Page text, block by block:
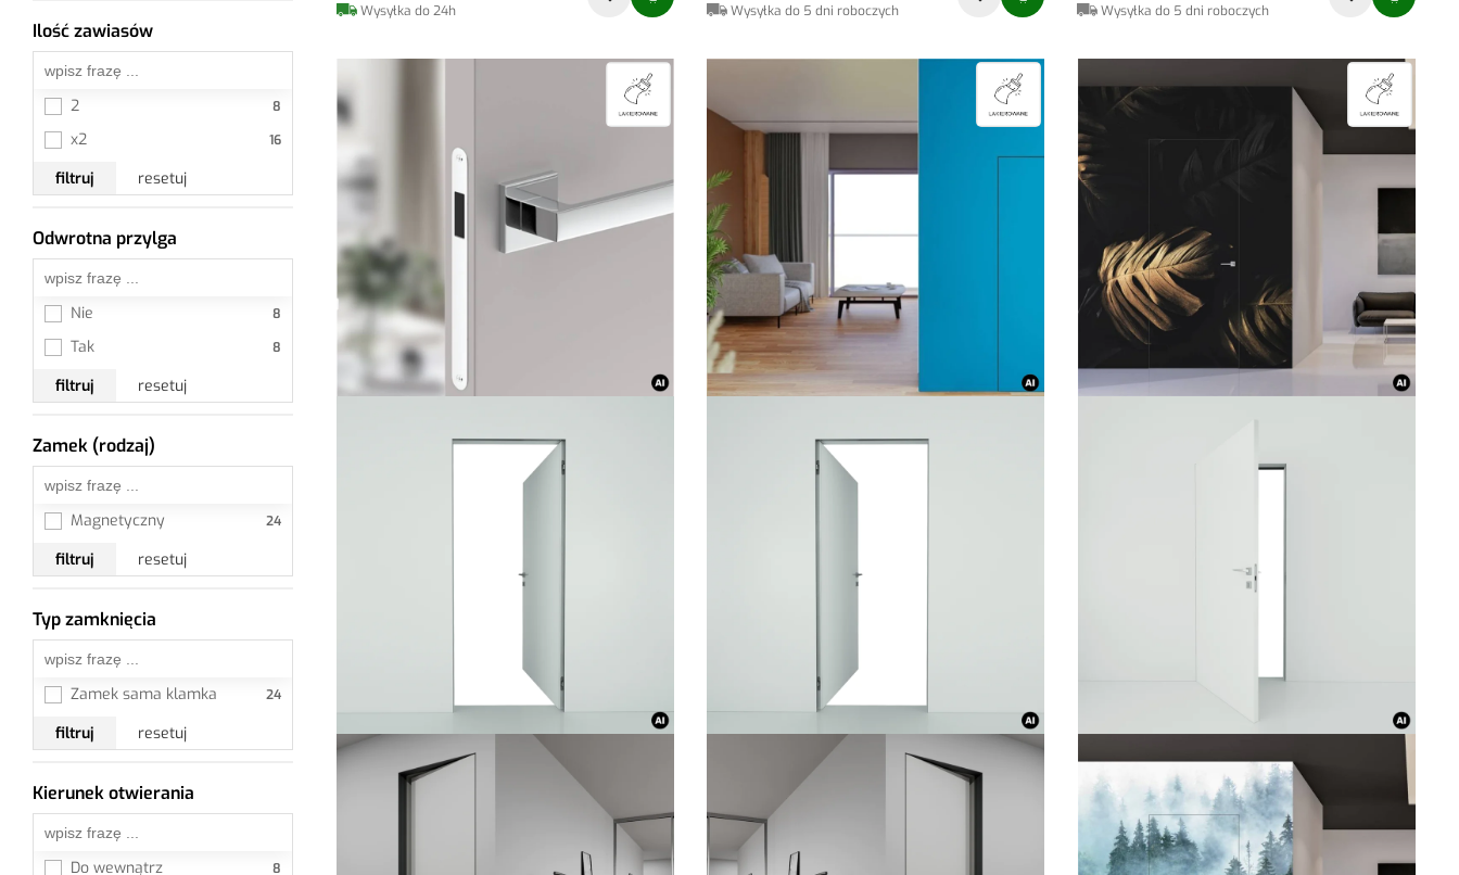
Ilość zawiasów
2
x2
filtruj
resetuj
Odwrotna przylga
Nie
Tak
filtruj
resetuj
Zamek (rodzaj)
Magnetyczny
filtruj
resetuj
Typ zamknięcia
Zamek sama klamka
filtruj
resetuj
Kierunek otwierania
Do wewnątrz
Wysyłka do 24h Wysyłka do 5 dni roboczych Wysyłka do 5 dni roboczych